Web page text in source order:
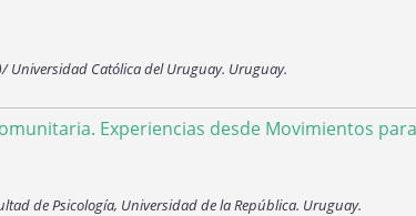
Universidad Católica del Uruguay. Uruguay.
Experiencias desde Movimientos
de Psicología, Universidad de la República. Uruguay.